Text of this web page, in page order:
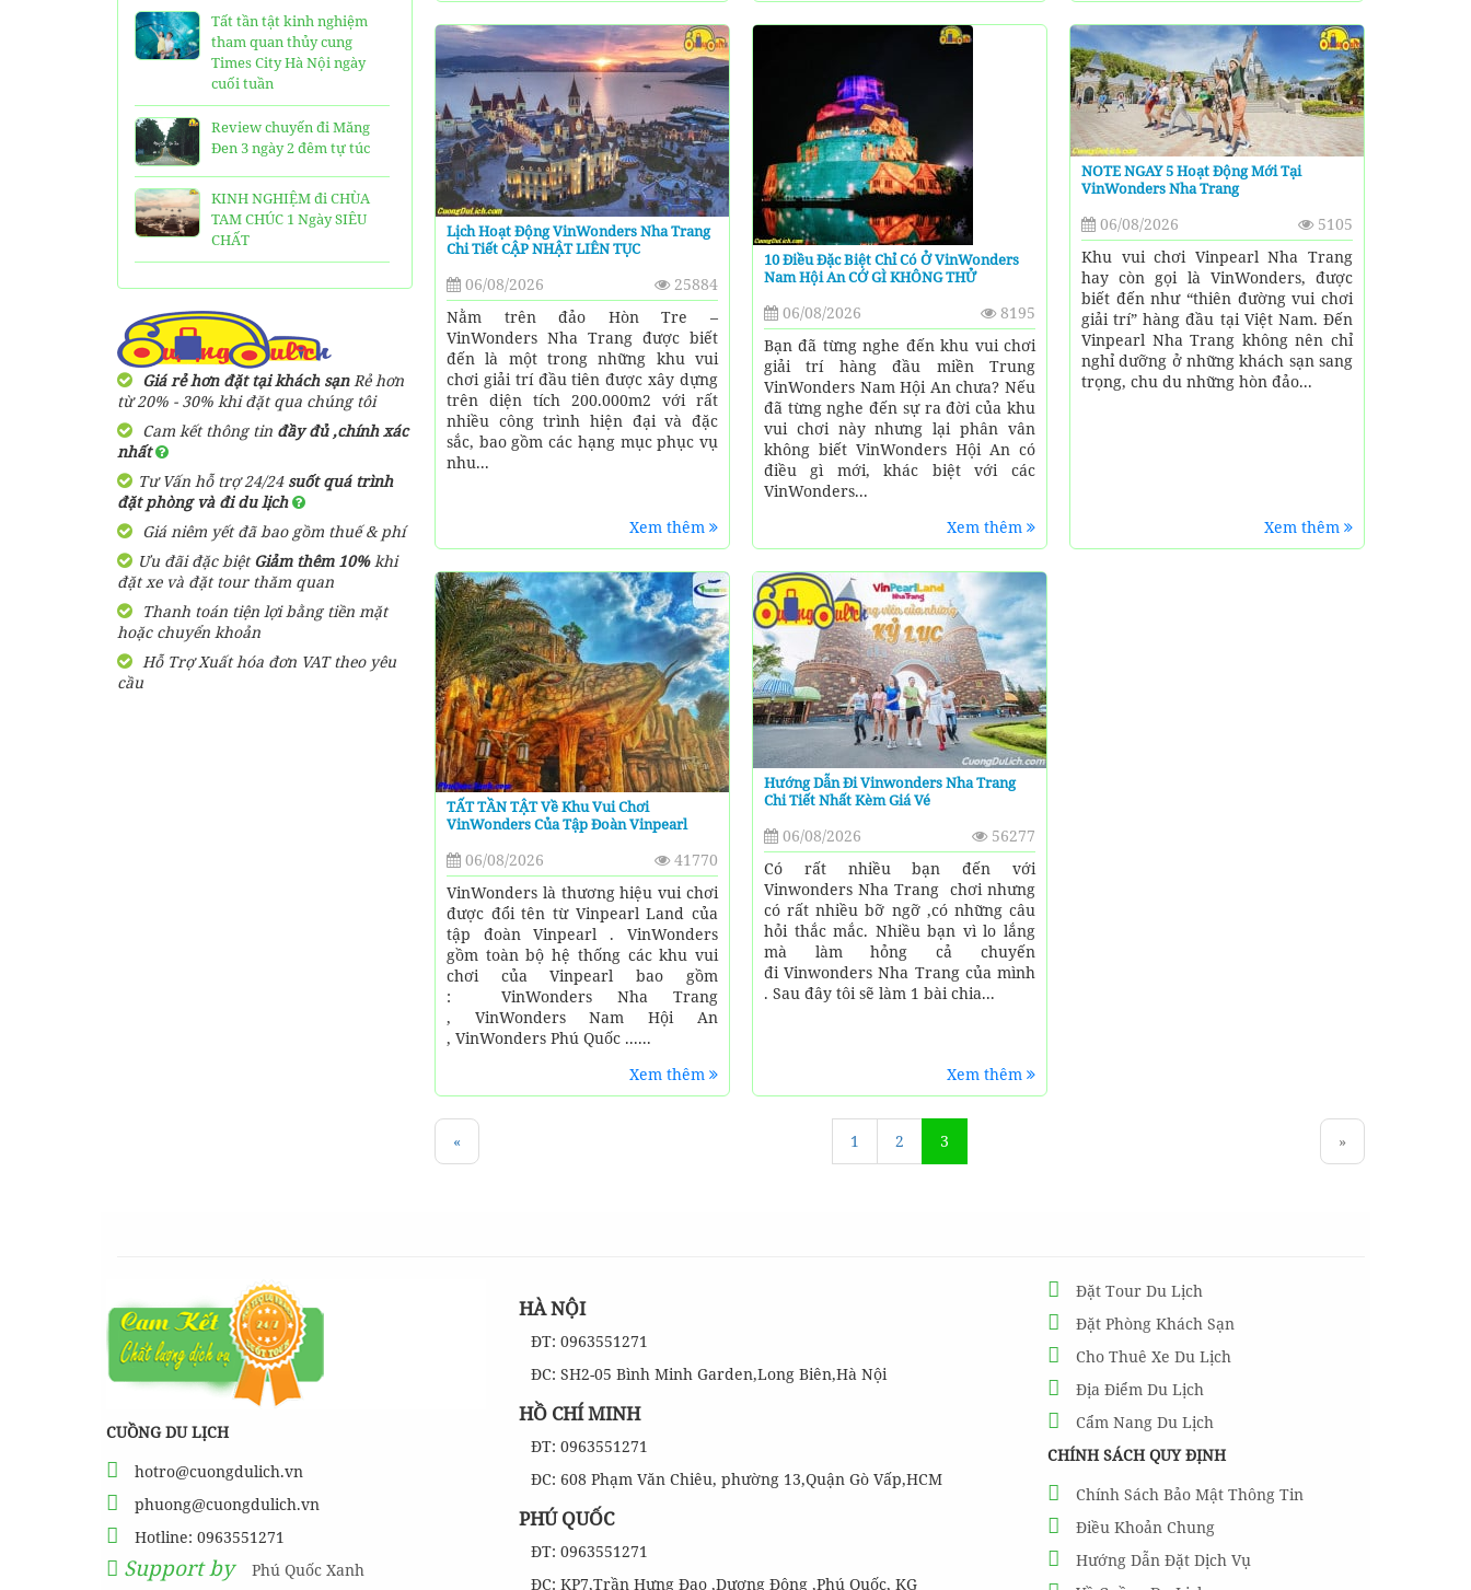
Tất tần tật kinh nghiệm
tham quan thủy cung
Times City Hà Nội ngày
cuối tuần
Review chuyến đi Măng
Đen 3 ngày 2 đêm tự túc
KINH NGHIỆM đi CHÙA
TAM CHÚC 1 Ngày SIÊU
CHẤT
25 Ngôi Chùa ở Sài Gòn
TOP 16 địa điểm du lịch
HẤP DẪN nhất việt nam:
Bạn đã đi được những nơi
cáp treo Núi Bà Đen Tây
Ninh
HƯỚNG DẪN đi du lịch
TAM ĐẢO chi tiết kèm
thông tin liên hệ
SHARE Cẩm nang du lịch
Măng Đen tự túc từ A-Z
Giá rẻ hơn đặt tại khách sạnRẻ hơn
từ 20% - 30% khi đặt qua chúng tôi
Cam kết thông tin đầy đủ ,chính xác
nhất
Tư Vấn hỗ trợ 24/24 suốt quá trình
đặt phòng và đi du lịch
Giá niêm yết đã bao gồm thuế & phí
Ưu đãi đặc biệtGiảm thêm 10%khi
đặt xe và đặt tour thăm quan
Thanh toán tiện lợi bằng tiền mặt
hoặc chuyển khoản
Hỗ Trợ Xuất hóa đơn VAT theo yêu
cầu
Lịch Hoạt Động VinWonders Nha Trang
Chi Tiết CẬP NHẬT LIÊN TỤC
06/08/2026
25884
Nằm trên đảo Hòn Tre –
VinWonders Nha Trang được biết
đến là một trong những khu vui
chơi giải trí đầu tiên được xây dựng
trên diện tích 200.000m2 với rất
nhiều công trình hiện đại và đặc
sắc, bao gồm các hạng mục phục vụ
nhu...
Xem thêm
10 Điều Đặc Biệt Chỉ Có Ở VinWonders
Nam Hội An CỚ GÌ KHÔNG THỬ
06/08/2026
8195
Bạn đã từng nghe đến khu vui chơi
giải trí hàng đầu miền Trung
VinWonders Nam Hội An chưa? Nếu
đã từng nghe đến sự ra đời của khu
vui chơi này nhưng lại phân vân
không biết VinWonders Hội An có
điều gì mới, khác biệt với các
VinWonders...
Xem thêm
NOTE NGAY 5 Hoạt Động Mới Tại
VinWonders Nha Trang
06/08/2026
5105
Khu vui chơi Vinpearl Nha Trang
hay còn gọi là VinWonders, được
biết đến như “thiên đường vui chơi
giải trí” hàng đầu tại Việt Nam. Đến
Vinpearl Nha Trang không nên chỉ
nghỉ dưỡng ở những khách sạn sang
trọng, chu du những hòn đảo...
Xem thêm
TẤT TẦN TẬT Về Khu Vui Chơi
VinWonders Của Tập Đoàn Vinpearl
06/08/2026
41770
VinWonders là thương hiệu vui chơi
được đổi tên từ Vinpearl Land của
tập đoàn Vinpearl . VinWonders
gồm toàn bộ hệ thống các khu vui
chơi của Vinpearl bao gồm
: VinWonders Nha Trang
, VinWonders Nam Hội An
, VinWonders Phú Quốc ......
Xem thêm
Hướng Dẫn Đi Vinwonders Nha Trang
Chi Tiết Nhất Kèm Giá Vé
06/08/2026
56277
Có rất nhiều bạn đến với
Vinwonders Nha Trang chơi nhưng
có rất nhiều bỡ ngỡ ,có những câu
hỏi thắc mắc. Nhiều bạn vì lo lắng
mà làm hỏng cả chuyến
đi Vinwonders Nha Trang của mình
. Sau đây tôi sẽ làm 1 bài chia...
Xem thêm
« 1 2 3 »
CUỒNG DU LỊCH
hotro@cuongdulich.vn
phuong@cuongdulich.vn
Hotline: 0963551271
Support by Phú Quốc Xanh
HÀ NỘI
ĐT: 0963551271
ĐC: SH2-05 Bình Minh Garden,Long Biên,Hà Nội
HỒ CHÍ MINH
ĐT: 0963551271
ĐC: 608 Phạm Văn Chiêu, phường 13,Quận Gò Vấp,HCM
PHÚ QUỐC
ĐT: 0963551271
ĐC: KP7,Trần Hưng Đạo ,Dương Đông ,Phú Quốc, KG
Đặt Tour Du Lịch
Đặt Phòng Khách Sạn
Cho Thuê Xe Du Lịch
Địa Điểm Du Lịch
Cẩm Nang Du Lịch
CHÍNH SÁCH QUY ĐỊNH
Chính Sách Bảo Mật Thông Tin
Điều Khoản Chung
Hướng Dẫn Đặt Dịch Vụ